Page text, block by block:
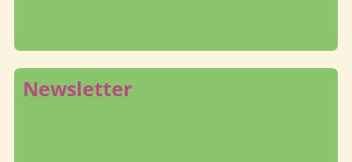
Newsletter